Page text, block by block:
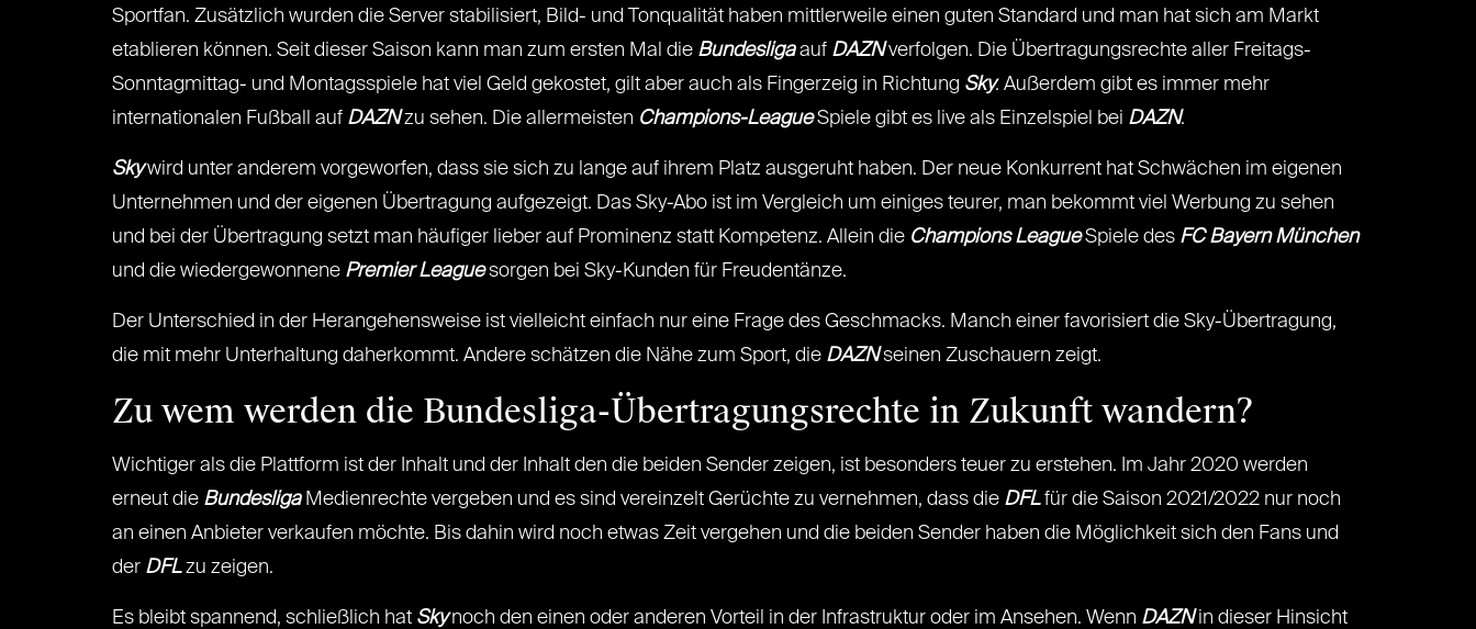
Sportfan. Zusätzlich wurden die Server stabilisiert, Bild- und Tonqualität haben mittlerweile einen guten Standard und man hat sich am Markt
etablieren können. Seit dieser Saison kann man zum ersten Mal die Bundesligaauf DAZNverfolgen. Die Übertragungsrechte aller Freitags-
Sonntagmittag- und Montagsspiele hat viel Geld gekostet, gilt aber auch als Fingerzeig in Richtung Sky. Außerdem gibt es immer mehr
internationalen Fußball auf DAZNzu sehen. Die allermeisten Champions-LeagueSpiele gibt es live als Einzelspiel bei DAZN.
Skywird unter anderem vorgeworfen, dass sie sich zu lange auf ihrem Platz ausgeruht haben. Der neue Konkurrent hat Schwächen im eigenen
Unternehmen und der eigenen Übertragung aufgezeigt. Das Sky-Abo ist im Vergleich um einiges teurer, man bekommt viel Werbung zu sehen
und bei der Übertragung setzt man häufiger lieber auf Prominenz statt Kompetenz. Allein die Champions LeagueSpiele des FC Bayern München
und die wiedergewonnene Premier Leaguesorgen bei Sky-Kunden für Freudentänze.
Der Unterschied in der Herangehensweise ist vielleicht einfach nur eine Frage des Geschmacks. Manch einer favorisiert die Sky-Übertragung,
die mit mehr Unterhaltung daherkommt. Andere schätzen die Nähe zum Sport, die DAZNseinen Zuschauern zeigt.
Zu wem werden die Bundesliga-Übertragungsrechte in Zukunft wandern?
Wichtiger als die Plattform ist der Inhalt und der Inhalt den die beiden Sender zeigen, ist besonders teuer zu erstehen. Im Jahr 2020 werden
erneut die BundesligaMedienrechte vergeben und es sind vereinzelt Gerüchte zu vernehmen, dass die DFLfür die Saison 2021/2022 nur noch
an einen Anbieter verkaufen möchte. Bis dahin wird noch etwas Zeit vergehen und die beiden Sender haben die Möglichkeit sich den Fans und
der DFLzu zeigen.
Es bleibt spannend, schließlich hat Sky noch den einen oder anderen Vorteil in der Infrastruktur oder im Ansehen. Wenn DAZNin dieser Hinsicht